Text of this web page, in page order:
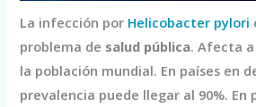
La infección por Helicobacter pylori
problema de salud pública. Afecta
la población mundial. En países en
prevalencia puede llegar al 90%. En